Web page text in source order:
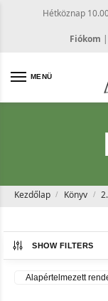
Hétköznap
Fiókom |
MENÜ
Kezdőlap / Könyv /
SHOW FILTERS